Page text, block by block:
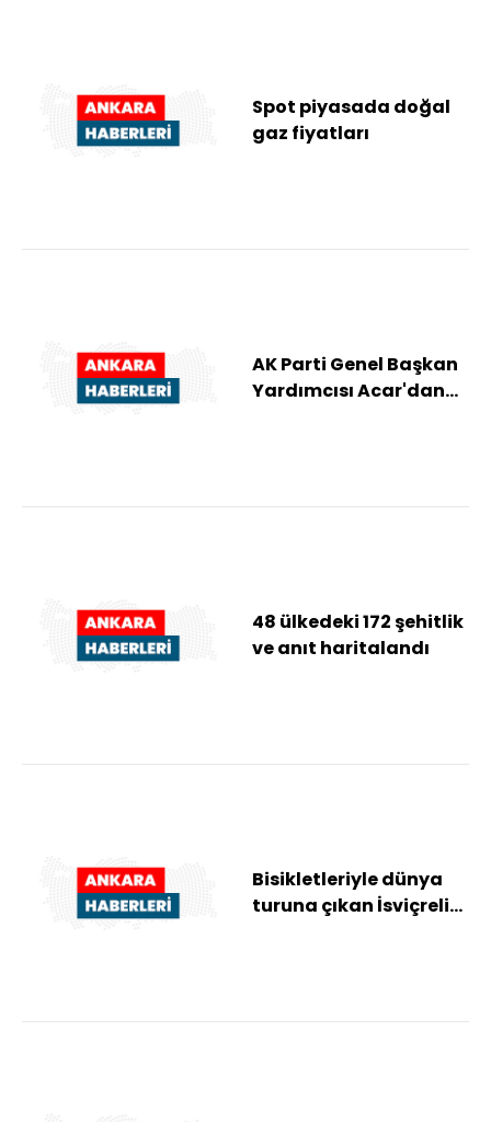
Spot piyasada doğal
gaz fiyatları
AK Parti Genel Başkan
Yardımcısı Acar'dan
48 ülkedeki 172 şehitlik
ve anıt haritalandı
Bisikletleriyle dünya
turuna çıkan İsviçreli